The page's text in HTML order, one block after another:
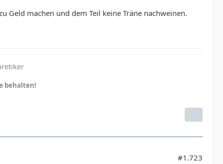
Geld machen und dem Teil keine Träne nachweinen.
behalten!
#1.723